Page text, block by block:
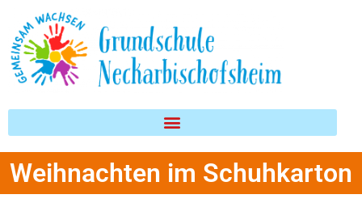
springen
Weihnachten im Schuhkarton